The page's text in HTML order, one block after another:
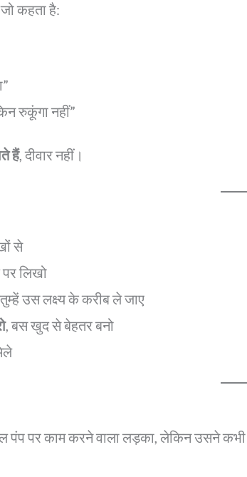
कहता है:
रुकूंगा नहीं”
हैं, दीवार नहीं।
से
लिखो
उस लक्ष्य के करीब ले जाए
, बस खुद से बेहतर बनो
पंप पर काम करने वाला लड़का, लेकिन उसने कभी